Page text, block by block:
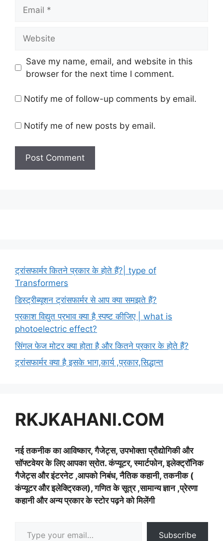
Save my name, email, and website in this
browser for the next time I comment.
Notify me of follow-up comments by email.
Notify me of new posts by email.
ट्रांसफार्मर कितने प्रकार के होते हैं?| type of
Transformers
डिस्ट्रीब्यूशन ट्रांसफार्मर से आप क्या समझते हैं?
प्रकाश विद्युत प्रभाव क्या है स्पष्ट कीजिए | what is
photoelectric effect?
सिंगल फेज मोटर क्या होता है और कितने प्रकार के होते हैं?
ट्रांसफार्मर क्या है इसके भाग,कार्य ,प्रकार,सिद्धान्त
RKJKAHANI.COM
नई तकनीक का आविष्कार, गैजेट्स, उपभोक्ता प्रौद्योगिकी और
सॉफ्टवेयर के लिए आपका स्रोत. कंप्यूटर, स्मार्टफोन, इलेक्ट्रॉनिक
गैजेट्स और इंटरनेट ,आपको निबंध, नैतिक कहानी, तकनीक (
कंप्यूटर और इलेक्ट्रिकल), गणित के सूत्र ,सामान्य ज्ञान ,प्रेरणा
कहानी और अन्य प्रकार के स्टोर पढ़ने को मिलेंगी
Subscribe